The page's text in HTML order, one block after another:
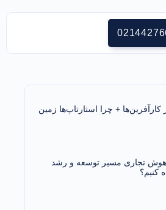
کارآفرین‌ها + چرا استارتاپ‌ها زمین
هوش تجاری مسیر توسعه و رشد
کنیم؟